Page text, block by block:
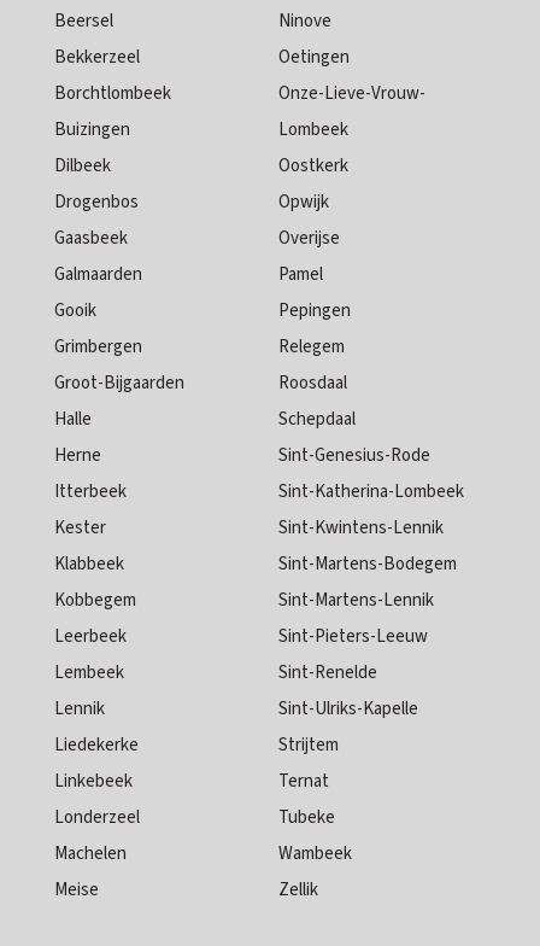
Beersel
Bekkerzeel
Borchtlombeek
Buizingen
Dilbeek
Drogenbos
Gaasbeek
Galmaarden
Gooik
Grimbergen
Groot-Bijgaarden
Halle
Herne
Itterbeek
Kester
Klabbeek
Kobbegem
Leerbeek
Lembeek
Lennik
Liedekerke
Linkebeek
Londerzeel
Machelen
Meise
Ninove
Oetingen
Onze-Lieve-Vrouw-
Lombeek
Oostkerk
Opwijk
Overijse
Pamel
Pepingen
Relegem
Roosdaal
Schepdaal
Sint-Genesius-Rode
Sint-Katherina-Lombeek
Sint-Kwintens-Lennik
Sint-Martens-Bodegem
Sint-Martens-Lennik
Sint-Pieters-Leeuw
Sint-Renelde
Sint-Ulriks-Kapelle
Strijtem
Ternat
Tubeke
Wambeek
Zellik